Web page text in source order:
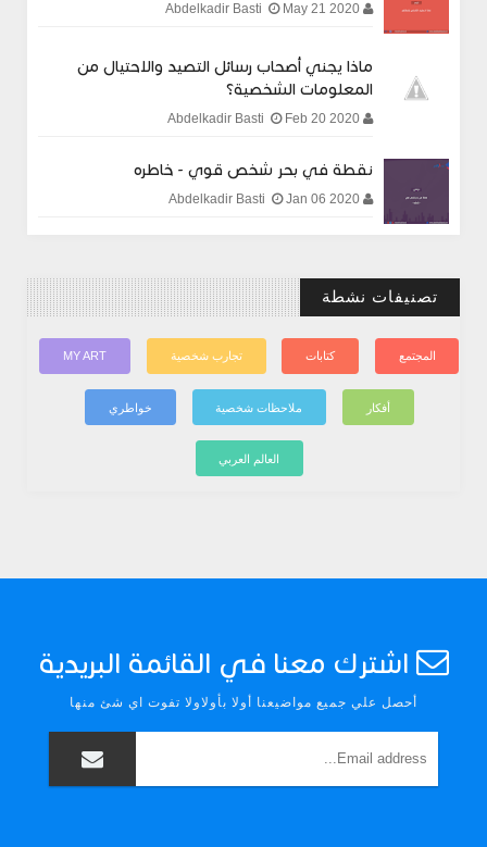
May 21 2020
ماذا يجني أصحاب رسائل التصيد والاحتيال من
المعلومات الشخصية؟
Feb 20 2020
نقطة في بحر شخص قوي - خاطره
Jan 06 2020
تصنيفات نشطة
المجتمع كتابات تجارب شخصية MY ART
أفكار ملاحظات شخصية خواطري
العالم العربي
اشترك معنا في القائمة البريدية
أحصل علي جميع مواضيعنا أولا بأولاولا تفوت اي شئ منها